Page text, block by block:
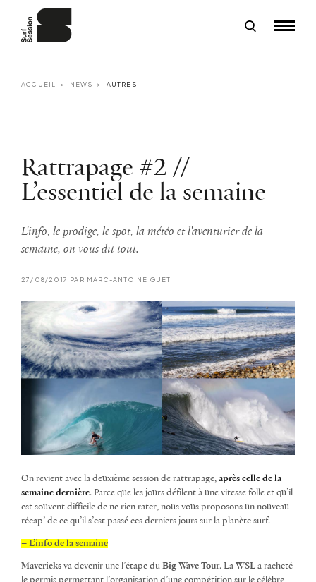
ACCUEIL NEWS AUTRES
Rattrapage #2 //
L’essentiel de la semaine
L'info, le prodige, le spot, la météo et l'aventurier de la
semaine, on vous dit tout.
27/08/2017 PAR MARC-ANTOINE GUET
On revient avec la deuxième session de rattrapage, après celle de la
semaine dernière. Parce que les jours défilent à une vitesse folle et qu’il
est souvent difficile de ne rien rater, nous vous proposons un nouveau
récap’ de ce qu’il s’est passé ces derniers jours sur la planète surf.
– L’info de la semaine
Mavericks va devenir une l’étape du Big Wave Tour. La WSL a racheté